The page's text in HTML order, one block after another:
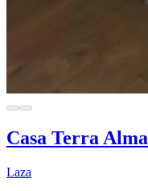
Casa Terra Alma
Laza